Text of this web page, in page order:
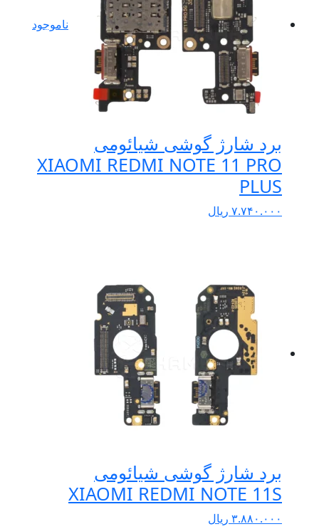
ناموجود
برد شارژ گوشی شیائومی
XIAOMI REDMI NOTE 11 PRO
PLUS
۷.۷۴۰.۰۰۰ ریال
برد شارژ گوشی شیائومی
XIAOMI REDMI NOTE 11S
۳.۸۸۰.۰۰۰ ریال